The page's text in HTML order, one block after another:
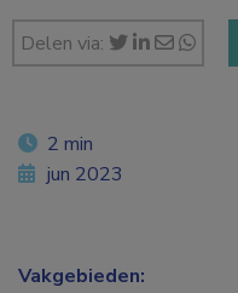
Delen via:
2 min
jun 2023
Vakgebieden: